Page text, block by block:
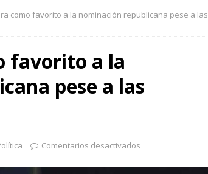
el gallo
HISTORIA Y CURIOSIDADES
vidas 4T al sur de Nuevo León: Waldo
como favorito a la nominación republicana pese a las
favorito a la
pese a las
Comentarios desactivados